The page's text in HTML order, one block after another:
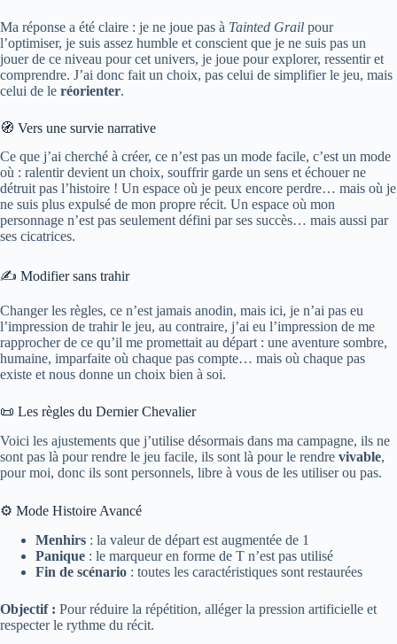
Ma réponse a été claire : je ne joue pas à Tainted Grail pour
l’optimiser, je suis assez humble et conscient que je ne suis pas un
jouer de ce niveau pour cet univers, je joue pour explorer, ressentir et
comprendre. J’ai donc fait un choix, pas celui de simplifier le jeu, mais
celui de le réorienter.
🧭 Vers une survie narrative
Ce que j’ai cherché à créer, ce n’est pas un mode facile, c’est un mode
où : ralentir devient un choix, souffrir garde un sens et échouer ne
détruit pas l’histoire ! Un espace où je peux encore perdre… mais où je
ne suis plus expulsé de mon propre récit. Un espace où mon
personnage n’est pas seulement défini par ses succès… mais aussi par
ses cicatrices.
✍️ Modifier sans trahir
Changer les règles, ce n’est jamais anodin, mais ici, je n’ai pas eu
l’impression de trahir le jeu, au contraire, j’ai eu l’impression de me
rapprocher de ce qu’il me promettait au départ : une aventure sombre,
humaine, imparfaite où chaque pas compte… mais où chaque pas
existe et nous donne un choix bien à soi.
📜 Les règles du Dernier Chevalier
Voici les ajustements que j’utilise désormais dans ma campagne, ils ne
sont pas là pour rendre le jeu facile, ils sont là pour le rendre vivable,
pour moi, donc ils sont personnels, libre à vous de les utiliser ou pas.
⚙️ Mode Histoire Avancé
Menhirs : la valeur de départ est augmentée de 1
Panique : le marqueur en forme de T n’est pas utilisé
Fin de scénario : toutes les caractéristiques sont restaurées
Objectif : Pour réduire la répétition, alléger la pression artificielle et
respecter le rythme du récit.